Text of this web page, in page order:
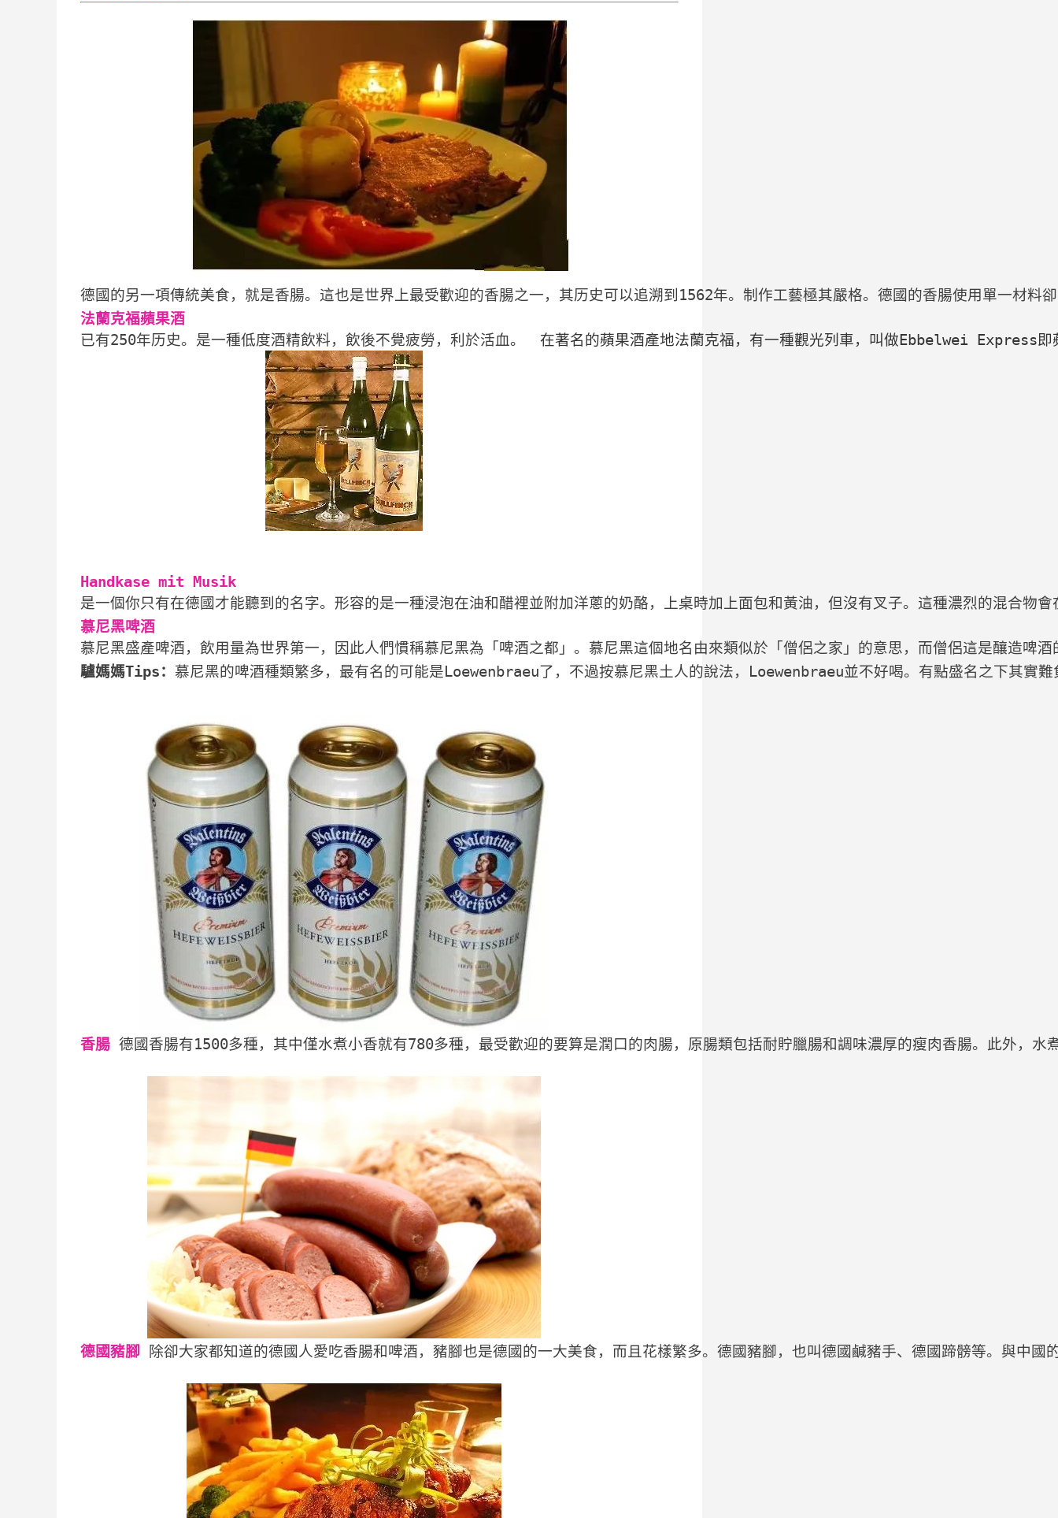
德國的另一項傳統美食，就是香腸。這也是世界上最受歡迎的香腸之一，其历史可以追溯到1562年。制作工藝極其嚴格。德國的香腸使用單一材
法蘭克福蘋果酒
已有250年历史。是一種低度酒精飲料，飲後不覺疲勞，利於活血。　在著名的蘋果酒產地法蘭克福，有一種觀光列車，叫做Ebbelwei Express即
Handkase mit Musik
是一個你只有在德國才能聽到的名字。形容的是一種浸泡在油和醋裡並附加洋蔥的奶酪，上桌時加上面包和黃油，但沒有叉子。這種濃烈的混合物
慕尼黑啤酒
慕尼黑盛產啤酒，飲用量為世界第一，因此人們慣稱慕尼黑為「啤酒之都」。慕尼黑這個地名由來類似於「僧侶之家」的意思，而僧侶這是釀造啤
驢媽媽Tips： 慕尼黑的啤酒種類繁多，最有名的可能是 Loewenbraeu了，不過按慕尼黑土人的說法，Loewenbraeu並不好喝。有點盛名之下其實難
香腸 德國香腸有1500多種，其中僅水煮小香就有780多種，最受歡迎的要算是潤口的肉腸，原腸類包括耐貯臘腸和調味濃厚的瘦肉香腸。此外，
德國豬腳 除卻大家都知道的德國人愛吃香腸和啤酒，豬腳也是德國的一大美食，而且花樣繁多。德國豬腳，也叫德國鹹豬手、德國蹄髈等。與中